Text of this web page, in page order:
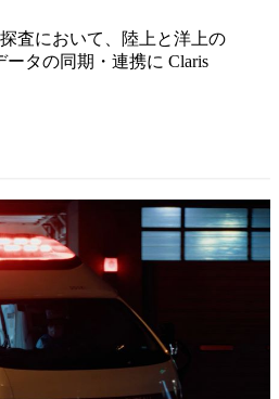
査において、陸上と洋上の
タの同期・連携に Claris